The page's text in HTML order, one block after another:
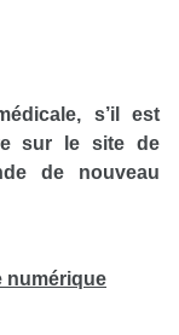
s’il est
sur le site de
de nouveau
numérique